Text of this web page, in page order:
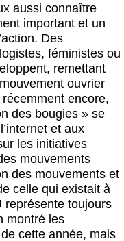
aussi connaître
important et un
Des
féministes ou
remettant
ouvrier
encore,
des bougies » se
et aux
les initiatives
mouvements
des mouvements et
celle qui existait à
représente toujours
montré les
cette année, mais